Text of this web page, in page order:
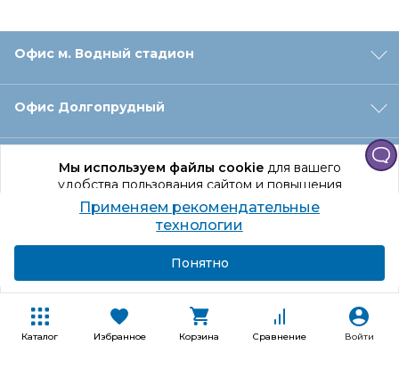
Каталог Избранное Корзина Сравнение Войти
Мы используем файлы cookieдля вашего
удобства пользования сайтом и повышения
качества рекомендаций.
Продолжая использование сайта, вы даете
согласие на обработку персональных данных
Офис м. Водный стадион
Офис Долгопрудный
Офис Санкт‑Петербург
Оформление заказа
Покупателям
Применяем рекомендательные
технологии
Понятно